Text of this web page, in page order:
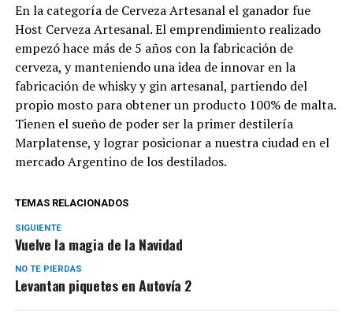
En la categoría de Cerveza Artesanal el ganador fue
Host Cerveza Artesanal. El emprendimiento realizado
empezó hace más de 5 años con la fabricación de
cerveza, y manteniendo una idea de innovar en la
fabricación de whisky y gin artesanal, partiendo del
propio mosto para obtener un producto 100% de malta.
Tienen el sueño de poder ser la primer destilería
Marplatense, y lograr posicionar a nuestra ciudad en el
mercado Argentino de los destilados.
TEMAS RELACIONADOS
SIGUIENTE
Vuelve la magia de la Navidad
NO TE PIERDAS
Levantan piquetes en Autovía 2